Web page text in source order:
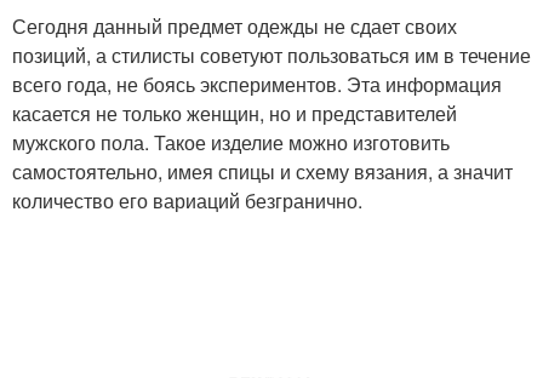
Сегодня данный предмет одежды не сдает своих
позиций, а стилисты советуют пользоваться им в течение
всего года, не боясь экспериментов. Эта информация
касается не только женщин, но и представителей
мужского пола. Такое изделие можно изготовить
самостоятельно, имея спицы и схему вязания, а значит
количество его вариаций безгранично.